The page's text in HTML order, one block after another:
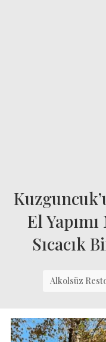
El
Sıcacık
Alkolsüz